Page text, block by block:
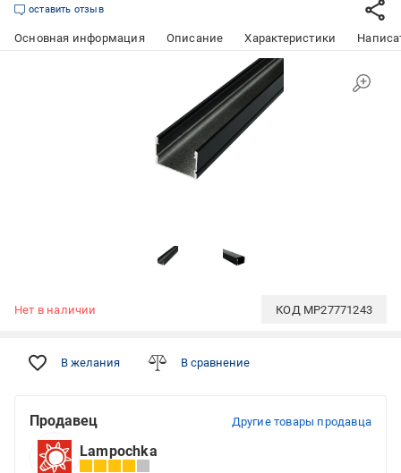
оставить отзыв
Основная информация Описание Характеристики
Нет в наличии КОД MP27771243
В желания В сравнение
Продавец Другие товары продавца
Lampochka